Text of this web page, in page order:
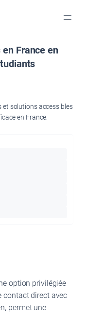
France en
et solutions accessibles
en France.
option privilégiée
contact direct avec
permet une